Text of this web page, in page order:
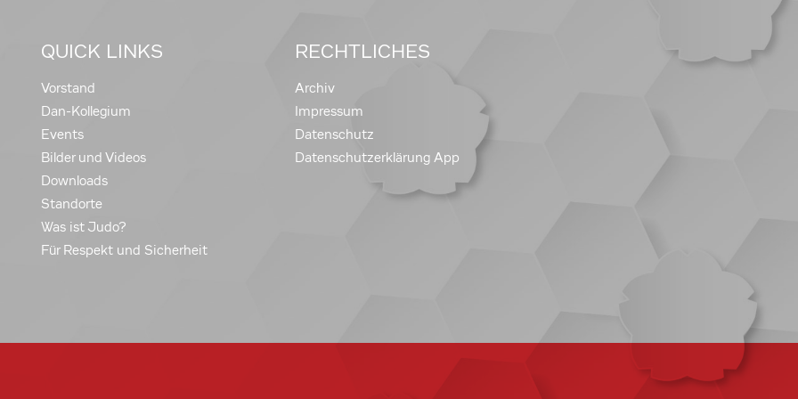
QUICK LINKS
Vorstand
Dan-Kollegium
Events
Bilder und Videos
Downloads
Standorte
Was ist Judo?
Für Respekt und Sicherheit
RECHTLICHES
Archiv
Impressum
Datenschutz
Datenschutzerklärung App